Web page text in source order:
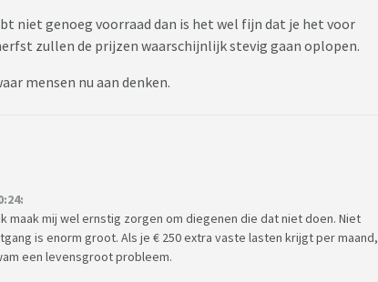
niet genoeg voorraad dan is het wel fijn dat je het voor
zullen de prijzen waarschijnlijk stevig gaan oplopen.
mensen nu aan denken.
maak mij wel ernstig zorgen om diegenen die dat niet doen. Niet
is enorm groot. Als je € 250 extra vaste lasten krijgt per maand,
een levensgroot probleem.